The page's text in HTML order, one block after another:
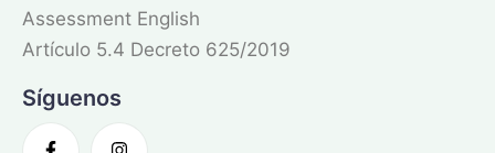
Assessment English
Artículo 5.4 Decreto 625/2019
Síguenos